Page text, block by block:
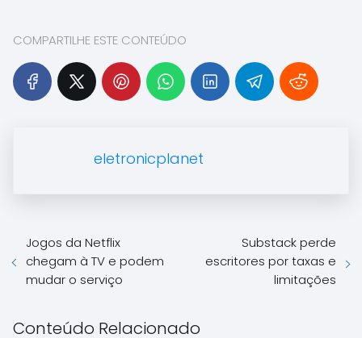
COMPARTILHE ESTE CONTEÚDO
eletronicplanet
Jogos da Netflix
chegam à TV e podem
mudar o serviço
Substack perde
escritores por taxas e
limitações
Conteúdo Relacionado